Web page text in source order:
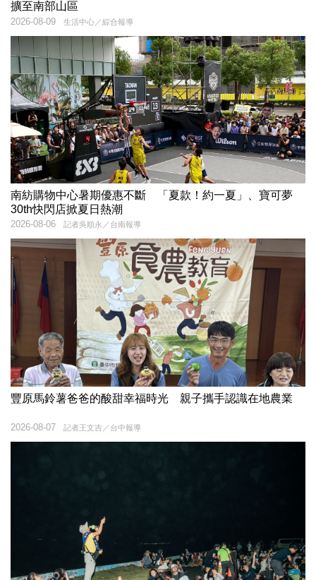
擴至南部山區
生活中心／綜合報導
2026-08-09
南紡購物中心暑期優惠不斷 「夏款！約一夏」、寶可夢
30th快閃店掀夏日熱潮
記者吳順永／台南報導
2026-08-06
豐原馬鈴薯爸爸的酸甜幸福時光 親子攜手認識在地農業
記者王文吉／台中報導
2026-08-07